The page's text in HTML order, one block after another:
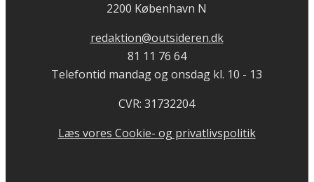
2200 København N
redaktion@outsideren.dk
81 11 76 64
Telefontid mandag og onsdag kl. 10 - 13
CVR: 31732204
Læs vores Cookie- og privatlivspolitik